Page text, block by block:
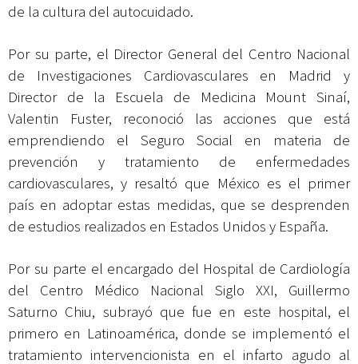
de la cultura del autocuidado.
Por su parte, el Director General del Centro Nacional
de Investigaciones Cardiovasculares en Madrid y
Director de la Escuela de Medicina Mount Sinaí,
Valentin Fuster, reconoció las acciones que está
emprendiendo el Seguro Social en materia de
prevención y tratamiento de enfermedades
cardiovasculares, y resaltó que México es el primer
país en adoptar estas medidas, que se desprenden
de estudios realizados en Estados Unidos y España.
Por su parte el encargado del Hospital de Cardiología
del Centro Médico Nacional Siglo XXI, Guillermo
Saturno Chiu, subrayó que fue en este hospital, el
primero en Latinoamérica, donde se implementó el
tratamiento intervencionista en el infarto agudo al